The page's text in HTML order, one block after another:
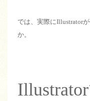
では、実際にIllustrator
か。